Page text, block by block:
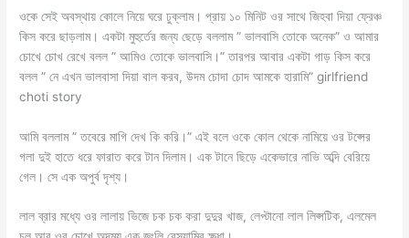
ওকে সেই অবস্থায় কোলে নিয়ে ঘরে ঢুক্লাম। প্রায় ১০ মিনিট ওর সাথে জিহবা দিয়া ফ্রেঞ্চ
কিস করে ছাড়লাম। একটা মুহুর্তের জন্য ছেড়ে বললাম ” ভালবাসি তোকে অনেক” ও আমার
চোখে চোখ রেখে বলল ” আমিও তোকে ভালবাসি।” তারপর আবার একটা গাড় কিস করে
বলল ” নে এখন ভালবাসা দিয়া বাল করব, উদম চোদা চোদ আমকে হারামি” girlfriend
choti story
আমি বললাম ” তবেরে মাগি দেখ কি করি।” এই বলে ওকে কোল থেকে নামিয়ে ওর টপ্সের
গলা দুই হাতে ধরে ফারাত করে টান দিলাম। এক টানে ছিড়ে একেভারে নাভি অব্দি বেরিয়ে
গেল। সে এক অপুর্ব দৃশ্য।
লাল ব্রার মধ্যে ওর লালায় ভিজে চক চক করা দুদুর খাজ, লেপ্টানো লাল লিপ্সটিক, এলমেল